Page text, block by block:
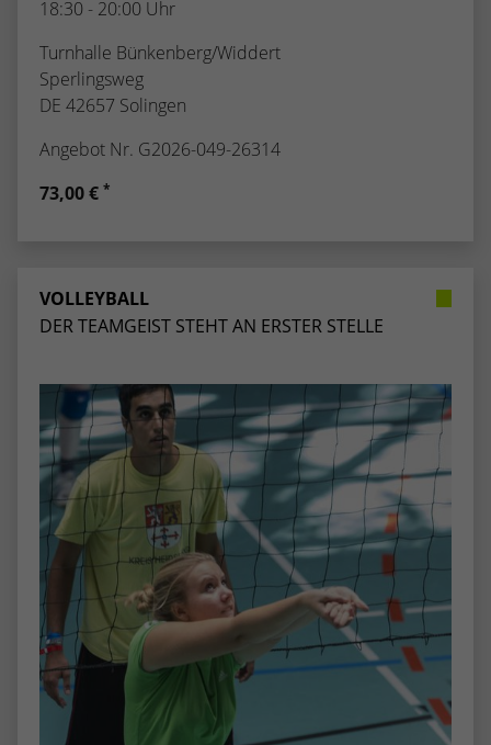
18:30 - 20:00 Uhr
Turnhalle Bünkenberg/Widdert
Sperlingsweg
DE 42657 Solingen
Angebot Nr. G2026-049-26314
73,00 € *
VOLLEYBALL
DER TEAMGEIST STEHT AN ERSTER STELLE